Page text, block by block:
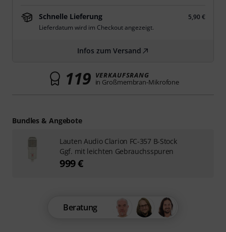
Schnelle Lieferung
5,90 €
Lieferdatum wird im Checkout angezeigt.
Infos zum Versand
119 VERKAUFSRANG
in Großmembran-Mikrofone
Beratung
Bundles & Angebote
Lauten Audio Clarion FC-357 B-Stock
Ggf. mit leichten Gebrauchsspuren
999 €